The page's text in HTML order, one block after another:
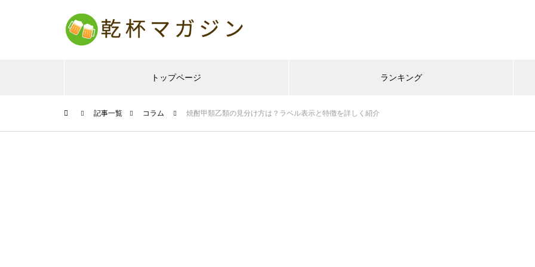
トップページ ランキング
記事一覧 コラム 焼酎甲類乙類の見分け方は？ラベル表示と特徴を詳しく紹介